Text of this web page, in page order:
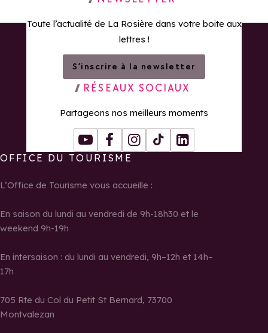
Toute l’actualité de La Rosière dans votre boite aux
lettres !
S’inscrire à la newsletter
RÉSEAUX SOCIAUX
Partageons nos meilleurs moments
YoutubeFacebookInstagram
Tiktok LinkedIn
OFFICE DU TOURISME
L’Office de Tourisme vous accueille :
En saison du lundi au vendredi de 9h-18h30 et le
weekend 9h-19h
En intersaison : du lundi au vendredi, 9h–12h et 14h–
17h
705 Rte du Col du Petit St Bernard, 73700
Montvalezan